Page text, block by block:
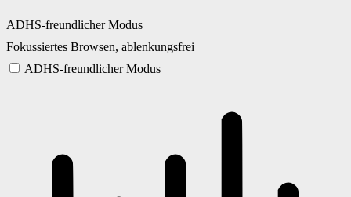
ADHS-freundlicher Modus
Fokussiertes Browsen, ablenkungsfrei
ADHS-freundlicher Modus